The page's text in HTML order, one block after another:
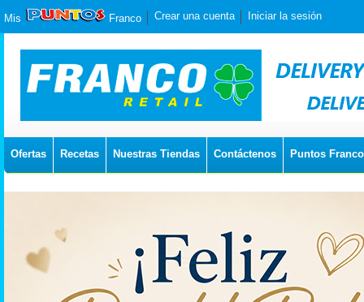
Mis Franco Crear una cuenta Iniciar la sesión
Ofertas Recetas Nuestras Tiendas Contáctenos Puntos Franco